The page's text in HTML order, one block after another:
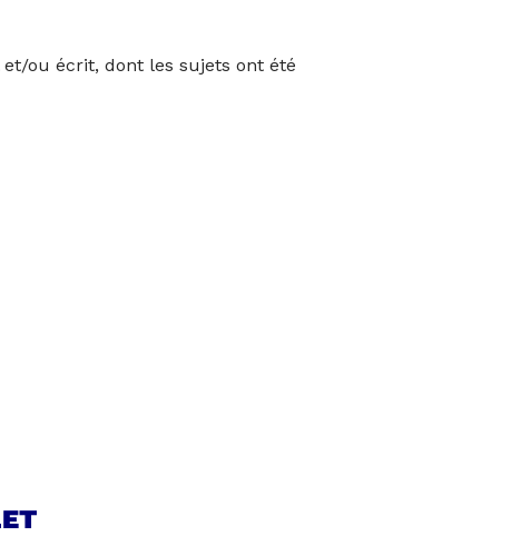
ou écrit, dont les sujets ont été